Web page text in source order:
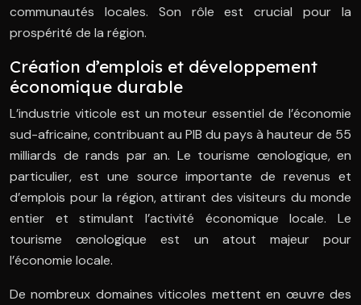
communautés locales. Son rôle est crucial pour la
prospérité de la région.
Création d’emplois et développement
économique durable
L’industrie viticole est un moteur essentiel de l’économie
sud-africaine, contribuant au PIB du pays à hauteur de 55
milliards de rands par an. Le tourisme œnologique, en
particulier, est une source importante de revenus et
d’emplois pour la région, attirant des visiteurs du monde
entier et stimulant l’activité économique locale. Le
tourisme œnologique est un atout majeur pour
l’économie locale.
De nombreux domaines viticoles mettent en œuvre des